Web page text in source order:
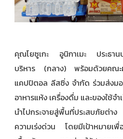
คุณโยซูเกะ อูนิกาเมะ ประธานบ
บริหาร (กลาง) พร้อมด้วยคณ
แคปปิตอล ลีสซิ่ง จำกัด ร่วมส่งม
อาหารแห้ง เครื่องดื่ม และของใช้จ
นำไปกระจายสู่พื้นที่ประสบภัย
ความเร่งด่วน โดยมีเป้าหมายเพื่